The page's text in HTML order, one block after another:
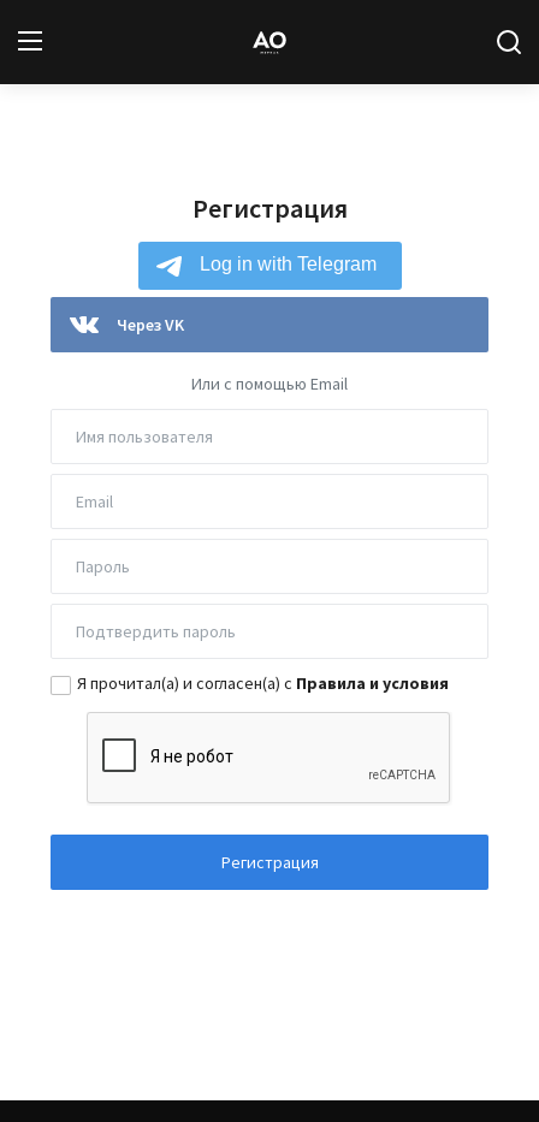
Авторы
База знаний
Подписка
Регистрация
Через VK
Или с помощью Email
Я прочитал(а) и согласен(а) с Правила и условия
Регистрация